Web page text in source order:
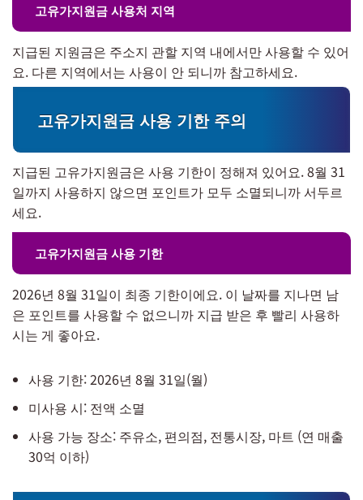
고유가지원금 사용처 지역
지급된 지원금은 주소지 관할 지역 내에서만 사용할 수 있어
요. 다른 지역에서는 사용이 안 되니까 참고하세요.
고유가지원금 사용 기한 주의
지급된 고유가지원금은 사용 기한이 정해져 있어요. 8월 31
일까지 사용하지 않으면 포인트가 모두 소멸되니까 서두르
세요.
고유가지원금 사용 기한
2026년 8월 31일이 최종 기한이에요. 이 날짜를 지나면 남
은 포인트를 사용할 수 없으니까 지급 받은 후 빨리 사용하
시는 게 좋아요.
사용 기한: 2026년 8월 31일(월)
미사용 시: 전액 소멸
사용 가능 장소: 주유소, 편의점, 전통시장, 마트 (연 매출
30억 이하)